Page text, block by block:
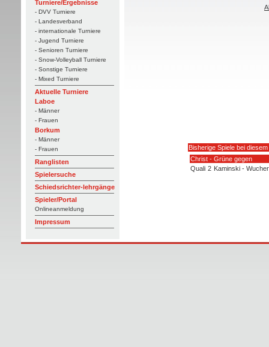
Turniere/Ergebnisse
- DVV Turniere
- Landesverband
- internationale Turniere
- Jugend Turniere
- Senioren Turniere
- Snow-Volleyball Turniere
- Sonstige Turniere
- Mixed Turniere
Aktuelle Turniere
Laboe
- Männer
- Frauen
Borkum
- Männer
- Frauen
Ranglisten
Spielersuche
Schiedsrichter-lehrgänge
Spieler/Portal
Onlineanmeldung
Impressum
Bisherige Spiele bei
Christ - Grüne gegen
Quali 2 Kaminski -